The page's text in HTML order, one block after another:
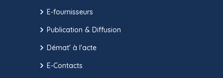
E-fournisseurs
Publication & Diffusion
Démat' à l'acte
E-Contacts